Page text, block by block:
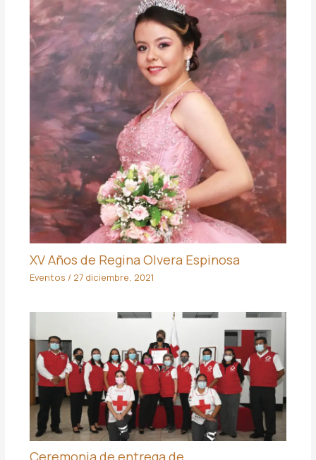
XV Años de Regina Olvera Espinosa
Eventos / 27 diciembre, 2021